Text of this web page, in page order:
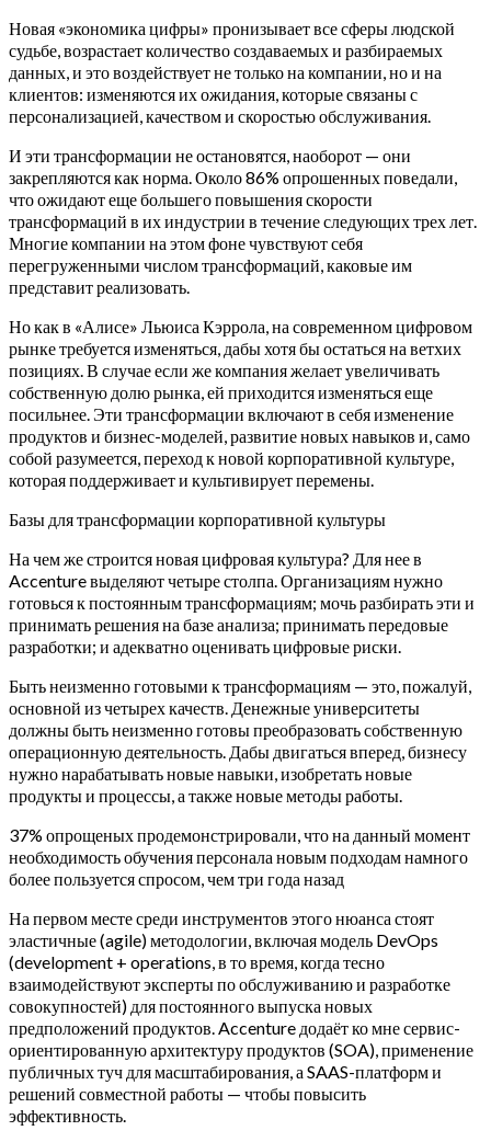
Новая «экономика цифры» пронизывает все сферы людской
судьбе, возрастает количество создаваемых и разбираемых
данных, и это воздействует не только на компании, но и на
клиентов: изменяются их ожидания, которые связаны с
персонализацией, качеством и скоростью обслуживания.
И эти трансформации не остановятся, наоборот — они
закрепляются как норма. Около 86% опрошенных поведали,
что ожидают еще большего повышения скорости
трансформаций в их индустрии в течение следующих трех лет.
Многие компании на этом фоне чувствуют себя
перегруженными числом трансформаций, каковые им
представит реализовать.
Но как в «Алисе» Льюиса Кэррола, на современном цифровом
рынке требуется изменяться, дабы хотя бы остаться на ветхих
позициях. В случае если же компания желает увеличивать
собственную долю рынка, ей приходится изменяться еще
посильнее. Эти трансформации включают в себя изменение
продуктов и бизнес-моделей, развитие новых навыков и, само
собой разумеется, переход к новой корпоративной культуре,
которая поддерживает и культивирует перемены.
Базы для трансформации корпоративной культуры
На чем же строится новая цифровая культура? Для нее в
Accenture выделяют четыре столпа. Организациям нужно
готовься к постоянным трансформациям; мочь разбирать эти и
принимать решения на базе анализа; принимать передовые
разработки; и адекватно оценивать цифровые риски.
Быть неизменно готовыми к трансформациям — это, пожалуй,
основной из четырех качеств. Денежные университеты
должны быть неизменно готовы преобразовать собственную
операционную деятельность. Дабы двигаться вперед, бизнесу
нужно нарабатывать новые навыки, изобретать новые
продукты и процессы, а также новые методы работы.
37% опрощеных продемонстрировали, что на данный момент
необходимость обучения персонала новым подходам намного
более пользуется спросом, чем три года назад
На первом месте среди инструментов этого нюанса стоят
эластичные (agile) методологии, включая модель DevOps
(development + operations, в то время, когда тесно
взаимодействуют эксперты по обслуживанию и разработке
совокупностей) для постоянного выпуска новых
предположений продуктов. Accenture додаёт ко мне сервис-
ориентированную архитектуру продуктов (SOA), применение
публичных туч для масштабирования, а SAAS-платформ и
решений совместной работы — чтобы повысить
эффективность.